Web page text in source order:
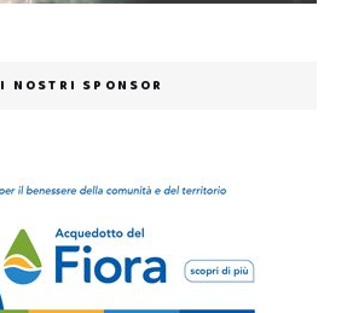
I NOSTRI SPONSOR